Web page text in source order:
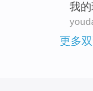
我的
更多